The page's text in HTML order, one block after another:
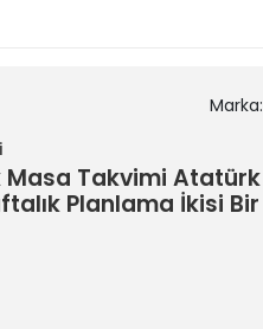
Marka:
Masa Takvimi Atatürk
Planlama İkisi Bir